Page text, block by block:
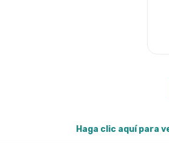
Haga clic aquí para